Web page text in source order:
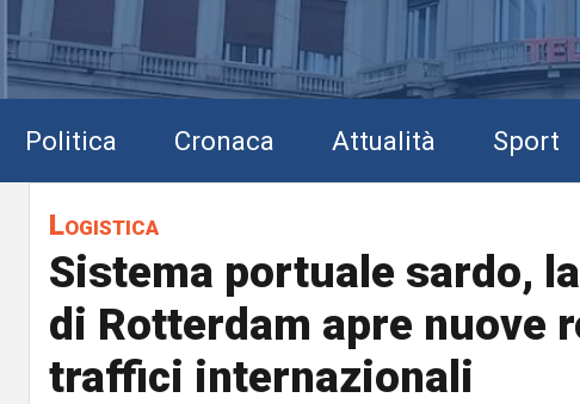
Politica Cronaca Attualità Sport
Logistica
Sistema portuale sardo,
di Rotterdam apre nuove
traffici internazionali